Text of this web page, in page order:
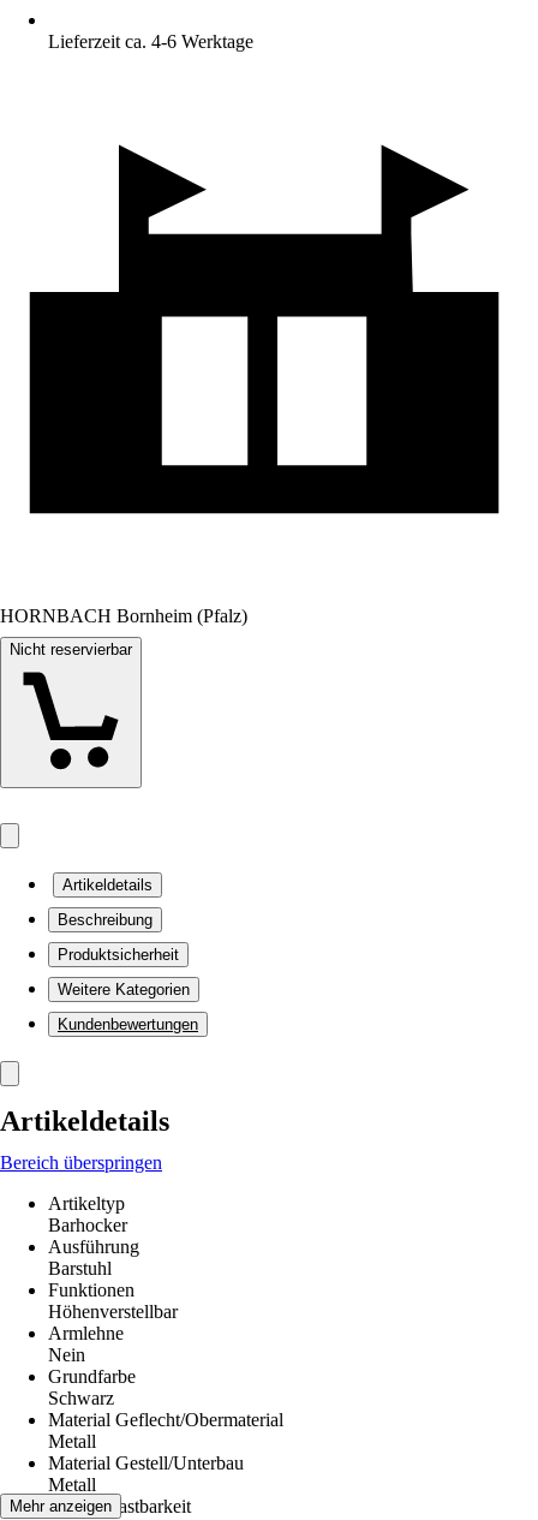
Lieferzeit ca. 4-6 Werktage
HORNBACH Bornheim (Pfalz)
Nicht reservierbar
Artikeldetails
Beschreibung
Produktsicherheit
Weitere Kategorien
Kundenbewertungen
Artikeldetails
Bereich überspringen
Artikeltyp
Barhocker
Ausführung
Barstuhl
Funktionen
Höhenverstellbar
Armlehne
Nein
Grundfarbe
Schwarz
Material Geflecht/Obermaterial
Metall
Material Gestell/Unterbau
Metall
Max. Belastbarkeit
Mehr anzeigen